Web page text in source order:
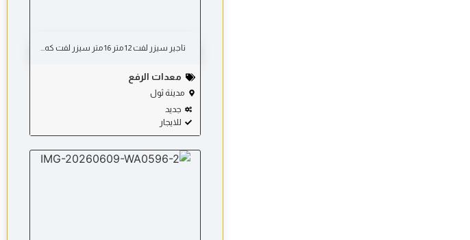
تاجير سيزر لفت 12 متر 16 متر سیزر لفت كه...
معدات الرفع
مدينة ثول
جديد
للايجار